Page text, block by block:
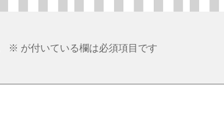
※ が付いている欄は必須項目です